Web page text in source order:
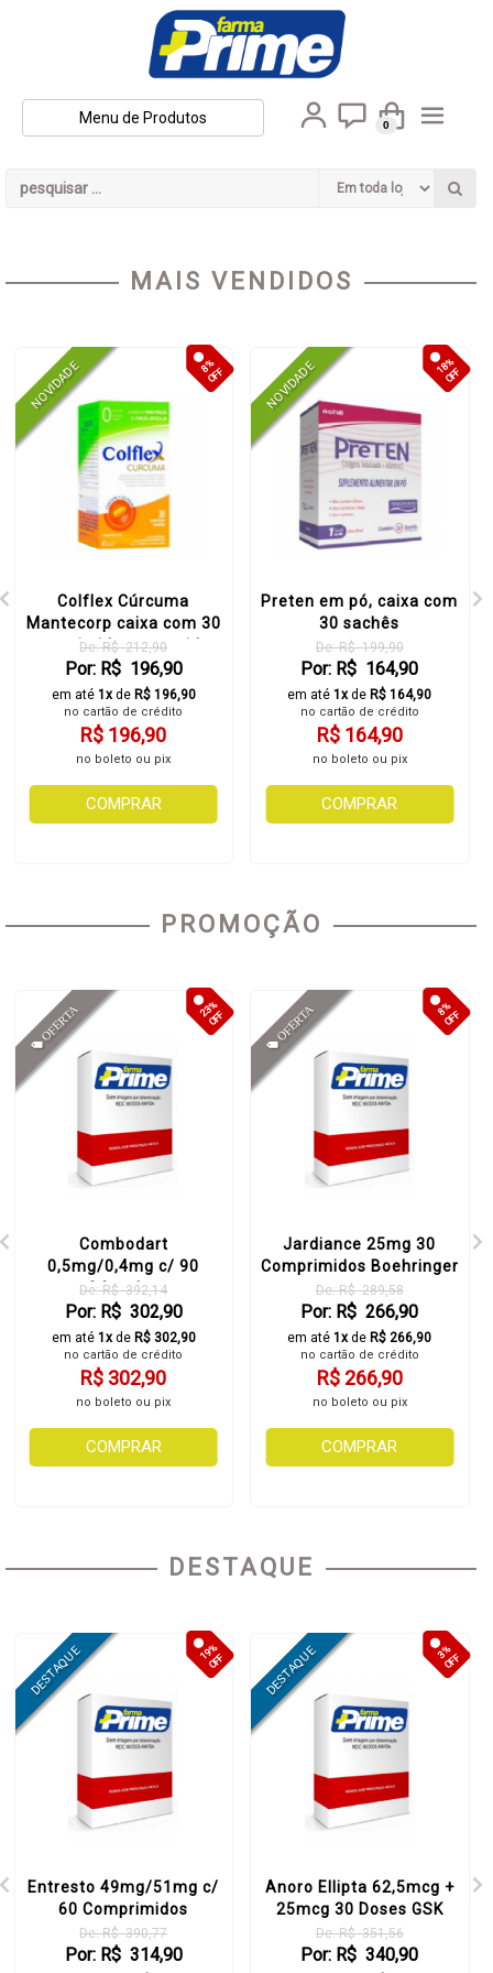
Menu de Produtos 0
MAIS VENDIDOS
Colflex Cúrcuma
Mantecorp caixa com 30
comprimidos revestidos
8%OFF
De: R$ 212,90
Por: R$ 196,90
em até 1xde R$ 196,90
no cartão de crédito
R$ 196,90
no boleto ou pix
COMPRAR
Preten em pó, caixa com
30 sachês
18%OFF
De: R$ 199,90
Por: R$ 164,90
em até1xde R$ 164,90
no cartão de crédito
R$ 164,90
no boleto ou pix
COMPRAR
PROMOÇÃO
Combodart
0,5mg/0,4mg c/ 90
Cápsulas
23%OFF
De: R$ 392,14
Por: R$ 302,90
em até 1xde R$ 302,90
no cartão de crédito
R$ 302,90
no boleto ou pix
COMPRAR
Jardiance 25mg 30
Comprimidos Boehringer
8%OFF
De: R$ 289,58
Por: R$ 266,90
em até1xde R$ 266,90
no cartão de crédito
R$ 266,90
no boleto ou pix
COMPRAR
DESTAQUE
Entresto 49mg/51mg c/
60 Comprimidos
19%OFF
De: R$ 390,77
Por: R$ 314,90
Anoro Ellipta 62,5mcg +
25mcg 30 Doses GSK
3%OFF
De: R$ 351,56
Por: R$ 340,90